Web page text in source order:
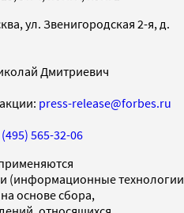
ул. Звенигородская 2-я, д.
Дмитриевич
press-release@forbes.ru
565-32-06
(информационные технологии
основе сбора,